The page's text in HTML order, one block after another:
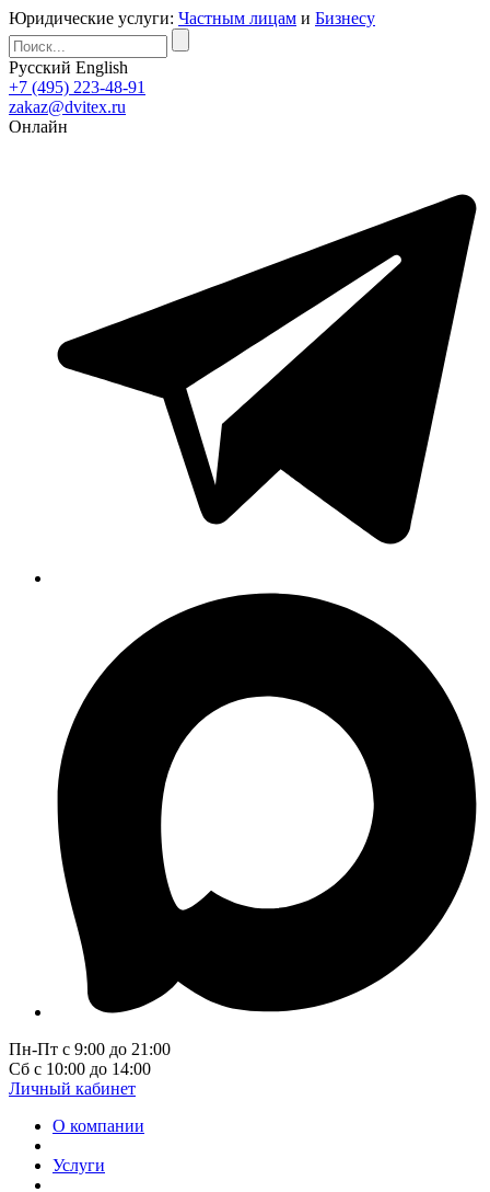
Юридические услуги: Частным лицам и Бизнесу
Русский English
+7 (495) 223-48-91
zakaz@dvitex.ru
Онлайн
Пн-Пт с 9:00 до 21:00
Сб с 10:00 до 14:00
Личный кабинет
О компании
Услуги